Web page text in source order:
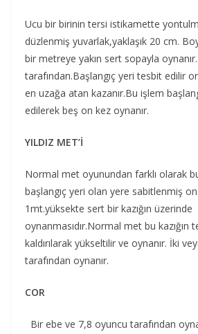
Ucu bir birinin tersi istikamette
düzlenmiş yuvarlak,yaklaşık 20 cm.
bir metreye yakın sert sopayla
tarafından.Başlangıç yeri tesbit edilir
en uzağa atan kazanır.Bu işlem
edilerek beş on kez oynanır.
YILDIZ MET’İ
Normal met oyunundan farklı olarak
başlangıç yeri olan yere sabitlenmiş
1mt.yüksekte sert bir kazığın üzerinde
oynanmasıdır.Normal met bu kazığın
kaldırılarak yükseltilir ve oynanır. İki
tarafından oynanır.
COR
Bir ebe ve 7,8 oyuncu tarafından